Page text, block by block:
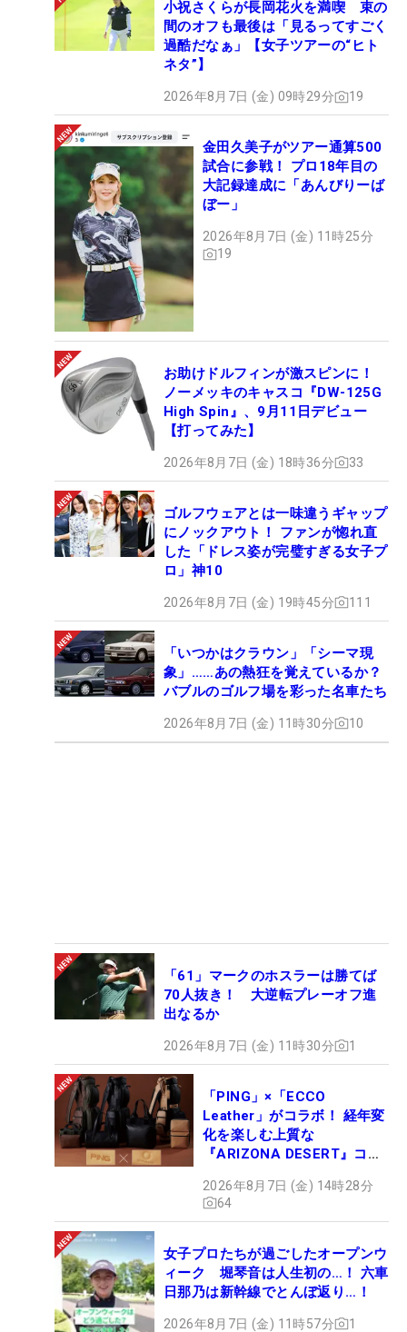
小祝さくらが長岡花火を満喫 束の
間のオフも最後は「見るってすごく
過酷だなぁ」【女子ツアーの“ヒト
ネタ”】
2026年8月7日 (金) 09時29分 19
金田久美子がツアー通算500
試合に参戦！ プロ18年目の
大記録達成に「あんびりーば
ぼー」
2026年8月7日 (金) 11時25分
19
お助けドルフィンが激スピンに！
ノーメッキのキャスコ『DW-125G
High Spin』、9月11日デビュー
【打ってみた】
2026年8月7日 (金) 18時36分 33
ゴルフウェアとは一味違うギャップ
にノックアウト！ ファンが惚れ直
した「ドレス姿が完璧すぎる女子プ
ロ」神10
2026年8月7日 (金) 19時45分 111
「いつかはクラウン」「シーマ現
象」……あの熱狂を覚えているか？
バブルのゴルフ場を彩った名車たち
2026年8月7日 (金) 11時30分 10
「61」マークのホスラーは勝てば
70人抜き！ 大逆転プレーオフ進
出なるか
2026年8月7日 (金) 11時30分 1
「PING」×「ECCO
Leather」がコラボ！ 経年変
化を楽しむ上質な
『ARIZONA DESERT』コレ
ュー
2026年8月7日 (金) 14時28分
64
女子プロたちが過ごしたオープンウ
ィーク 堀琴音は人生初の…！ 六車
日那乃は新幹線でとんぼ返り…！
2026年8月7日 (金) 11時57分 1